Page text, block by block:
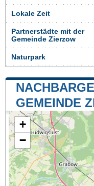
Lokale Zeit
Partnerstädte mit der
Gemeinde Zierzow
Naturpark
GEMEINDE
+
−